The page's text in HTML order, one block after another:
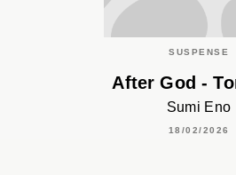
SUSPENSE
After God -
Sumi Eno
18/02/2026